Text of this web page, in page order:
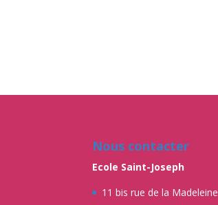
Nous contacter
Ecole Saint-Joseph
11 bis rue de la Madeleine